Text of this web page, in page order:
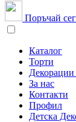
Поръчай
Каталог
Торти
Декорации
За нас
Контакти
Профил
Детска